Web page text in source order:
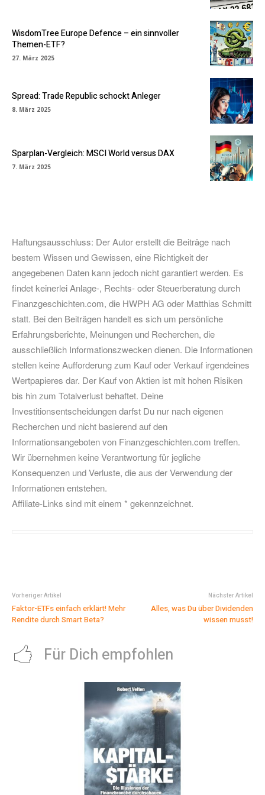
WisdomTree Europe Defence – ein sinnvoller
Themen-ETF?
27. März 2025
Spread: Trade Republic schockt Anleger
8. März 2025
Sparplan-Vergleich: MSCI World versus DAX
7. März 2025
Haftungsausschluss: Der Autor erstellt die Beiträge nach
bestem Wissen und Gewissen, eine Richtigkeit der
angegebenen Daten kann jedoch nicht garantiert werden. Es
findet keinerlei Anlage-, Rechts- oder Steuerberatung durch
Finanzgeschichten.com, die HWPH AG oder Matthias Schmitt
statt. Bei den Beiträgen handelt es sich um persönliche
Erfahrungsberichte, Meinungen und Recherchen, die
ausschließlich Informationszwecken dienen. Die Informationen
stellen keine Aufforderung zum Kauf oder Verkauf irgendeines
Wertpapieres dar. Der Kauf von Aktien ist mit hohen Risiken
bis hin zum Totalverlust behaftet. Deine
Investitionsentscheidungen darfst Du nur nach eigenen
Recherchen und nicht basierend auf den
Informationsangeboten von Finanzgeschichten.com treffen.
Wir übernehmen keine Verantwortung für jegliche
Konsequenzen und Verluste, die aus der Verwendung der
Informationen entstehen.
Affiliate-Links sind mit einem * gekennzeichnet.
Vorheriger Artikel
Faktor-ETFs einfach erklärt! Mehr
Rendite durch Smart Beta?
Nächster Artikel
Alles, was Du über Dividenden
wissen musst!
Für Dich empfohlen